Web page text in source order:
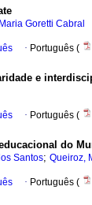
Goretti Cabral
· Português (
e
· Português (
do
Santos; Queiroz,
· Português (